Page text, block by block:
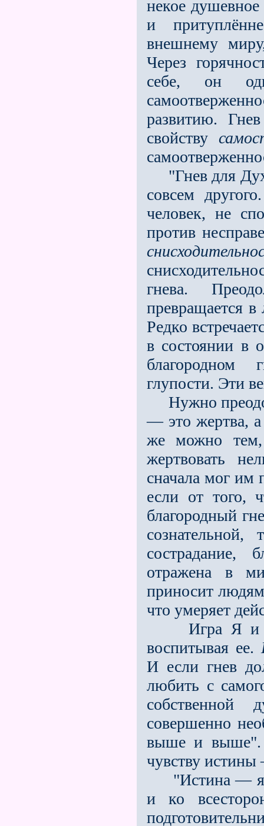
некое душевное
и
внешнему
Через
себе, он
развитию.
свойству
"Гнев для
совсем
человек, не
против
гнева.
превращается в
Редко
в состоянии в
благородном
глупости. Эти
Нужно
— это жертва, а
же можно
жертвовать
сначала мог им
если от того,
благородный
сострадание,
отражена в
приносит
что умеряет
Игра Я и
воспитывая ее.
И если гнев
любить с
собственной
совершенно
выше и выше".
чувству истины
"Истина —
и ко